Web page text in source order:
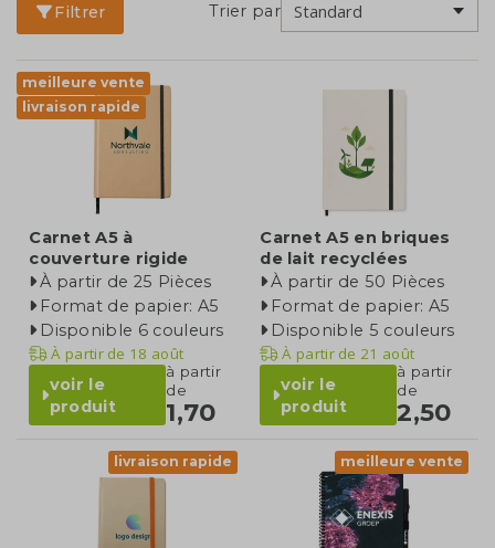
Filtrer Trier par
meilleure vente
livraison rapide
Carnet A5 à
couverture rigide
À partir de 25 Pièces
Format de papier: A5
Disponible 6 couleurs
À partir de 18 août
voir le
produit
à partir
de
1,70
Carnet A5 en briques
de lait recyclées
À partir de 50 Pièces
Format de papier: A5
Disponible 5 couleurs
À partir de 21 août
voir le
produit
à partir
de
2,50
livraison rapide meilleure vente